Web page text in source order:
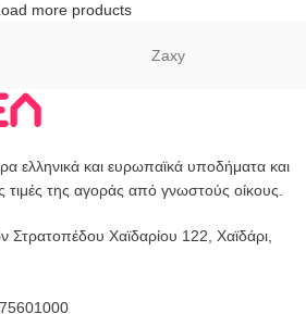
more products
Zaxy
ελληνικά και ευρωπαϊκά υποδήματα και
τιμές της αγοράς από γνωστούς οίκους.
Στρατοπέδου Χαϊδαρίου 122, Χαϊδάρι,